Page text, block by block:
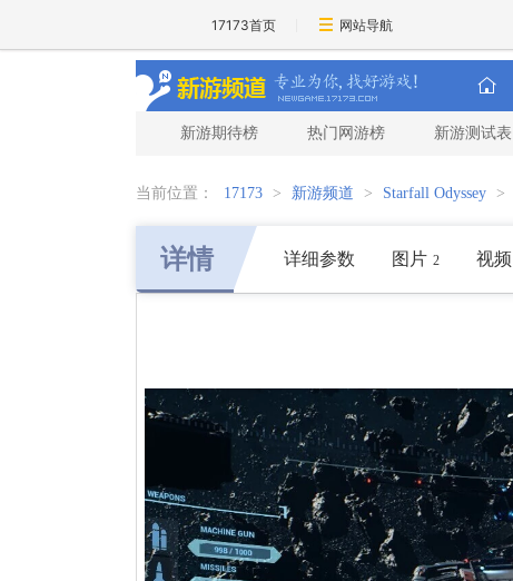
17173首页 网站导航
新游期待榜 热门网游榜 新游测试表
当前位置： 17173 > 新游频道 > Starfall Odyssey >
详情 详细参数 图片 2 视频